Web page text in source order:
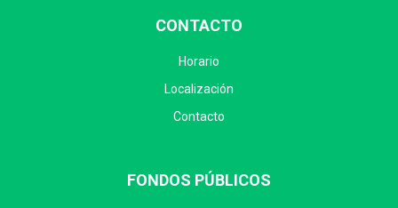
CONTACTO
Horario
Localización
Contacto
FONDOS PÚBLICOS